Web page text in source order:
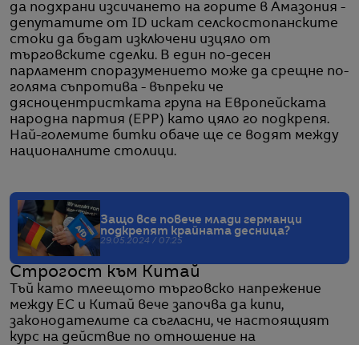
да подхрани изсичането на горите в Амазония -
депутатите от ID искат селскостопанските
стоки да бъдат изключени изцяло от
търговските сделки. В един по-десен
парламент споразумението може да срещне по-
голяма съпротива - въпреки че
дясноцентристката група на Европейската
народна партия (EPP) като цяло го подкрепя.
Най-големите битки обаче ще се водят между
националните столици.
Защо все повече млади германци
подкрепят крайната десница?
29.05.2024 / 07:25
Строгост към Китай
Тъй като тлеещото търговско напрежение
между ЕС и Китай вече започва да кипи,
законодателите са съгласни, че настоящият
курс на действие по отношение на